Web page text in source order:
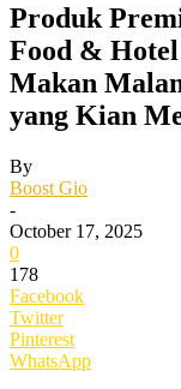
Produk
Food &
Makan
yang Kian
By
Boost Gio
-
October 17, 2025
0
178
Facebook
Twitter
Pinterest
WhatsApp